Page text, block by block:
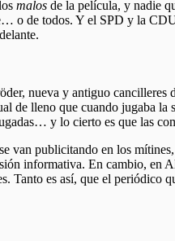
malos de la película, y nadie
o de todos. Y el SPD y la
nueva y antiguo cancilleres
de lleno que cuando jugaba
y lo cierto es que las
van publicitando en los
informativa. En cambio, en
Tanto es así, que el periódico